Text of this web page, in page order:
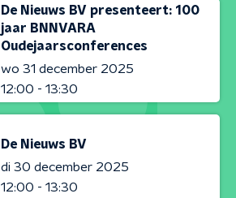
De Nieuws BV presenteert: 100
jaar BNNVARA
Oudejaarsconferences
wo 31 december 2025
12:00 - 13:30
De Nieuws BV
di 30 december 2025
12:00 - 13:30